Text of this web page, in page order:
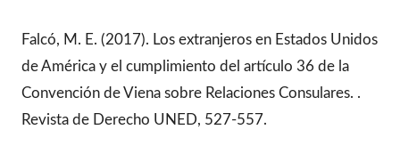
Falcó, M. E. (2017). Los extranjeros en Estados Unidos
de América y el cumplimiento del artículo 36 de la
Convención de Viena sobre Relaciones Consulares. .
Revista de Derecho UNED, 527-557.